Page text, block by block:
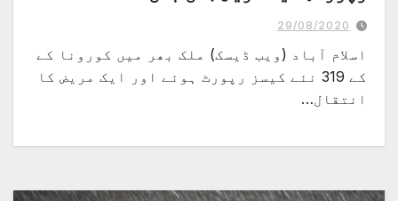
29/08/2020
اسلام آباد (ویب ڈیسک) ملک بھر میں کورونا کے
کے 319 نئے کیسز رپورٹ ہوئے اور ایک مریض کا
انتقال…